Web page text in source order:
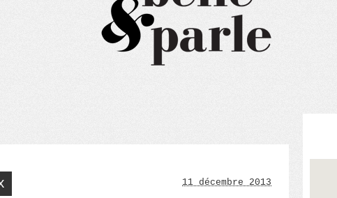
11 décembre 2013